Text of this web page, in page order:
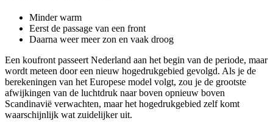
Minder warm
Eerst de passage van een front
Daarna weer meer zon en vaak droog
Een koufront passeert Nederland aan het begin van de periode, maar
wordt meteen door een nieuw hogedrukgebied gevolgd. Als je de
berekeningen van het Europese model volgt, zou je de grootste
afwijkingen van de luchtdruk naar boven opnieuw boven
Scandinavië verwachten, maar het hogedrukgebied zelf komt
waarschijnlijk wat zuidelijker uit.